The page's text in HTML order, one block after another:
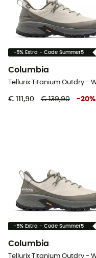
-5% Extra - Code Summer5
Columbia
€ 111,90 € 139,90 -20%
-5% Extra - Code Summer5
Columbia